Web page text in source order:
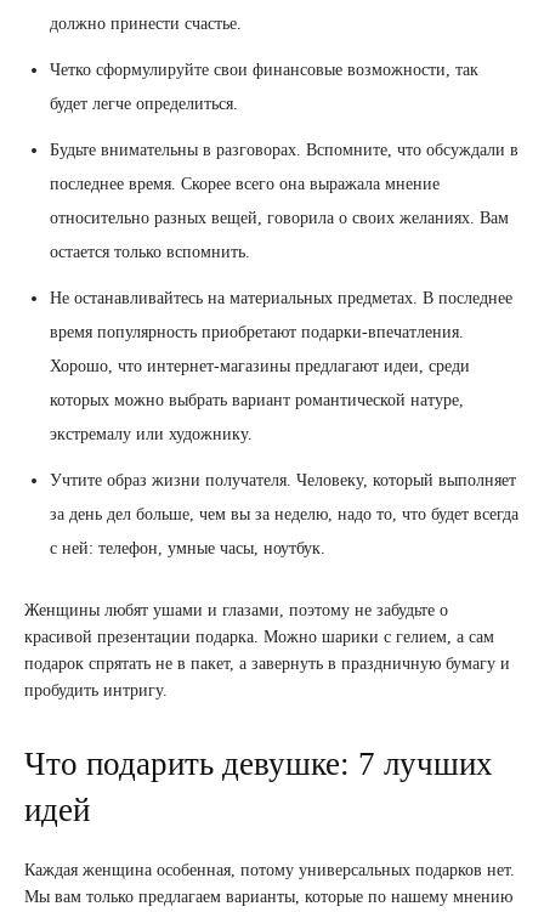
должно принести счастье.
Четко сформулируйте свои финансовые возможности, так
будет легче определиться.
Будьте внимательны в разговорах. Вспомните, что обсуждали в
последнее время. Скорее всего она выражала мнение
относительно разных вещей, говорила о своих желаниях. Вам
остается только вспомнить.
Не останавливайтесь на материальных предметах. В последнее
время популярность приобретают подарки-впечатления.
Хорошо, что интернет-магазины предлагают идеи, среди
которых можно выбрать вариант романтической натуре,
экстремалу или художнику.
Учтите образ жизни получателя. Человеку, который выполняет
за день дел больше, чем вы за неделю, надо то, что будет всегда
с ней: телефон, умные часы, ноутбук.
Женщины любят ушами и глазами, поэтому не забудьте о
красивой презентации подарка. Можно шарики с гелием, а сам
подарок спрятать не в пакет, а завернуть в праздничную бумагу и
пробудить интригу.
Что подарить девушке: 7 лучших
идей
Каждая женщина особенная, потому универсальных подарков нет.
Мы вам только предлагаем варианты, которые по нашему мнению